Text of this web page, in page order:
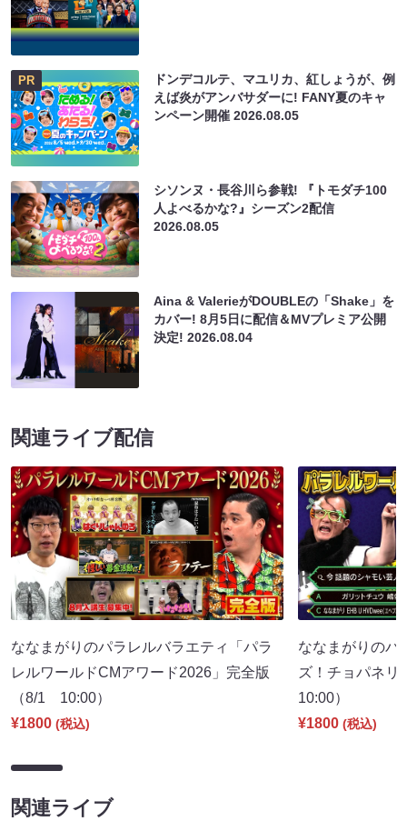
PR
ドンデコルテ、マユリカ、紅しょうが、例
えば炎がアンバサダーに! FANY夏のキャ
ンペーン開催2026.08.05
シソンヌ・長谷川ら参戦! 『トモダチ100
人よべるかな?』シーズン2配信
2026.08.05
Aina & ValerieがDOUBLEの「Shake」を
カバー! 8月5日に配信＆MVプレミア公開
決定!2026.08.04
関連ライブ配信
ななまがりのパラレルバラエティ「パラ
レルワールドCMアワード2026」完全版
（8/1 10:00）
¥1800 (税込)
ななまがりのパ
ズ！チョパネ
10:00）
¥1800 (税込)
関連ライブ